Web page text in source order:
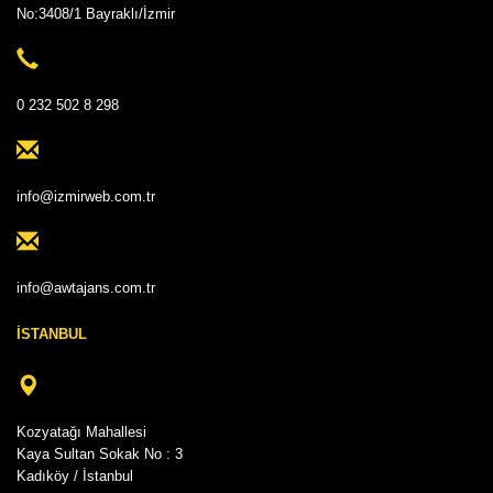
No:3408/1 Bayraklı/İzmir
0 232 502 8 298
info@izmirweb.com.tr
info@awtajans.com.tr
İSTANBUL
Kozyatağı Mahallesi
Kaya Sultan Sokak No : 3
Kadıköy / İstanbul